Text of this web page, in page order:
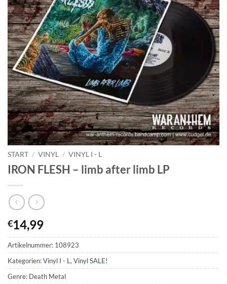
START / VINYL / VINYL I - L
IRON FLESH – limb after limb LP
€14,99
Artikelnummer: 108923
Kategorien:Vinyl I - L , Vinyl SALE!
Genre: Death Metal